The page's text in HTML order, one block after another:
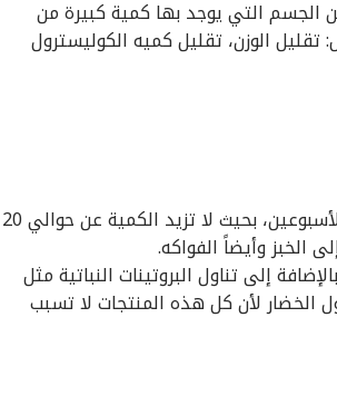
الجسم التي يوجد بها كمية كبيرة من
الوزن، تقليل كميه الكوليسترول
تجنب تناول النشويات والسكريات لمدة أسبوع وقد تصل أحياناً لأسبوعين، بحيث لا تزيد الكمية عن حوالي 20
الخبز وأيضاً الفواكه.
إلى تناول البروتينات النباتية مثل
الخضار لأن كل هذه المنتجات لا تسبب